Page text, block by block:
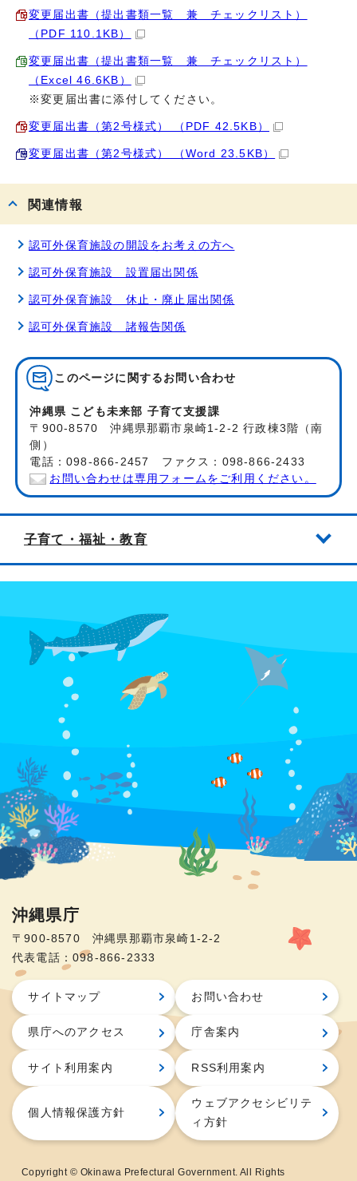
変更届出書（提出書類一覧 兼 チェックリスト）
（PDF 110.1KB）
変更届出書（提出書類一覧 兼 チェックリスト）
（Excel 46.6KB）
※変更届出書に添付してください。
変更届出書（第2号様式） （PDF 42.5KB）
変更届出書（第2号様式） （Word 23.5KB）
関連情報
認可外保育施設の開設をお考えの方へ
認可外保育施設 設置届出関係
認可外保育施設 休止・廃止届出関係
認可外保育施設 諸報告関係
このページに関する お問い合わせ
沖縄県 こども未来部 子育て支援課
〒900-8570 沖縄県那覇市泉崎1-2-2 行政棟3階（南
側）
電話：098-866-2457 ファクス：098-866-2433
お問い合わせは専用フォームをご利用ください。
子育て・福祉・教育
沖縄県庁
〒900-8570 沖縄県那覇市泉崎1-2-2
代表電話：098-866-2333
サイトマップ お問い合わせ
県庁へのアクセス 庁舎案内
サイト利用案内 RSS利用案内
個人情報保護方針
ウェブアクセシビリテ
ィ方針
Copyright © Okinawa Prefectural Government. All Rights